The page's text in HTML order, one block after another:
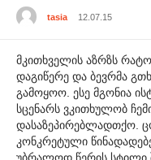
tasia 12.07.15
მკითხველის აზრზს
დაგიწერე და ბევრმა
გამოყოო. ესე მგონია
სცენარს ვკითხულობ
დასაზეპირებლადთქო.
კონკრეტული